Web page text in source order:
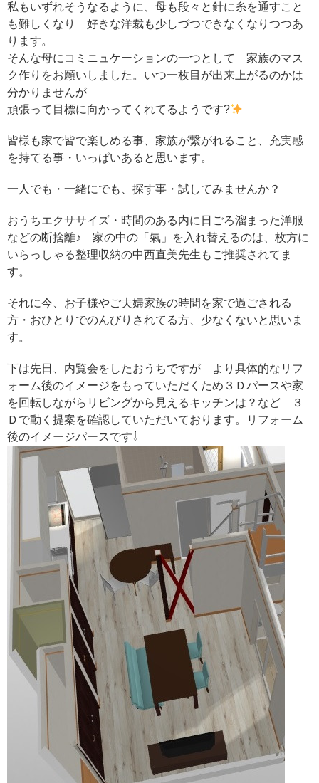
私もいずれそうなるように、母も段々と針に糸を通すこと
も難しくなり 好きな洋裁も少しづつできなくなりつつあ
ります。
そんな母にコミニュケーションの一つとして 家族のマス
ク作りをお願いしました。いつ一枚目が出来上がるのかは
分かりませんが
頑張って目標に向かってくれてるようです?
皆様も家で皆で楽しめる事、家族が繋がれること、充実感
を持てる事・いっぱいあると思います。
一人でも・一緒にでも、探す事・試してみませんか？
おうちエクササイズ・時間のある内に日ごろ溜まった洋服
などの断捨離♪ 家の中の「氣」を入れ替えるのは、枚方に
いらっしゃる整理収納の中西直美先生もご推奨されてま
す。
それに今、お子様やご夫婦家族の時間を家で過ごされる
方・おひとりでのんびりされてる方、少なくないと思いま
す。
下は先日、内覧会をしたおうちですが より具体的なリフ
ォーム後のイメージをもっていただくため３Ｄパースや家
を回転しながらリビングから見えるキッチンは？など ３
Ｄで動く提案を確認していただいております。リフォーム
後のイメージパースです⇩